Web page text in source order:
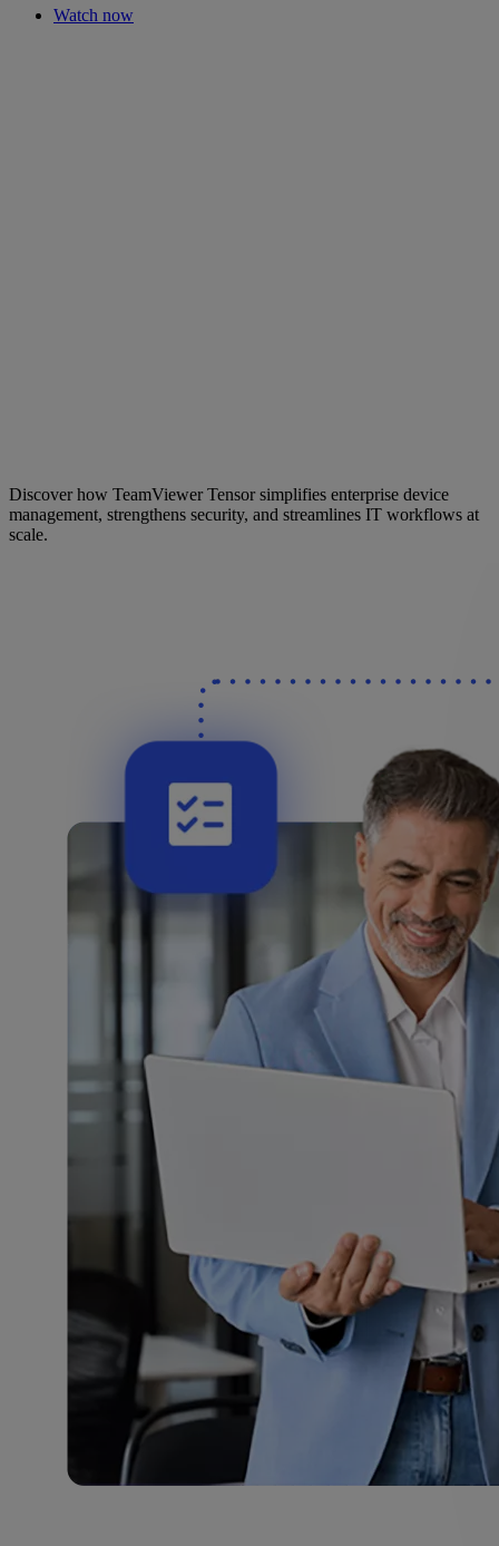
Watch now
Discover how TeamViewer Tensor simplifies enterprise device
management, strengthens security, and streamlines IT workflows at
scale.